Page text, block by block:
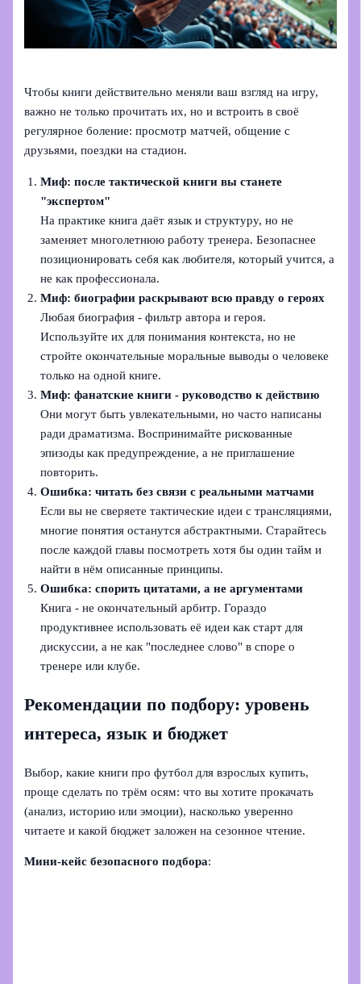
Чтобы книги действительно меняли ваш взгляд на игру,
важно не только прочитать их, но и встроить в своё
регулярное боление: просмотр матчей, общение с
друзьями, поездки на стадион.
Миф: после тактической книги вы станете
"экспертом"
На практике книга даёт язык и структуру, но не
заменяет многолетнюю работу тренера. Безопаснее
позиционировать себя как любителя, который учится, а
не как профессионала.
Миф: биографии раскрывают всю правду о героях
Любая биография - фильтр автора и героя.
Используйте их для понимания контекста, но не
стройте окончательные моральные выводы о человеке
только на одной книге.
Миф: фанатские книги - руководство к действию
Они могут быть увлекательными, но часто написаны
ради драматизма. Воспринимайте рискованные
эпизоды как предупреждение, а не приглашение
повторить.
Ошибка: читать без связи с реальными матчами
Если вы не сверяете тактические идеи с трансляциями,
многие понятия останутся абстрактными. Старайтесь
после каждой главы посмотреть хотя бы один тайм и
найти в нём описанные принципы.
Ошибка: спорить цитатами, а не аргументами
Книга - не окончательный арбитр. Гораздо
продуктивнее использовать её идеи как старт для
дискуссии, а не как "последнее слово" в споре о
тренере или клубе.
Рекомендации по подбору: уровень
интереса, язык и бюджет
Выбор, какие книги про футбол для взрослых купить,
проще сделать по трём осям: что вы хотите прокачать
(анализ, историю или эмоции), насколько уверенно
читаете и какой бюджет заложен на сезонное чтение.
Мини-кейс безопасного подбора: